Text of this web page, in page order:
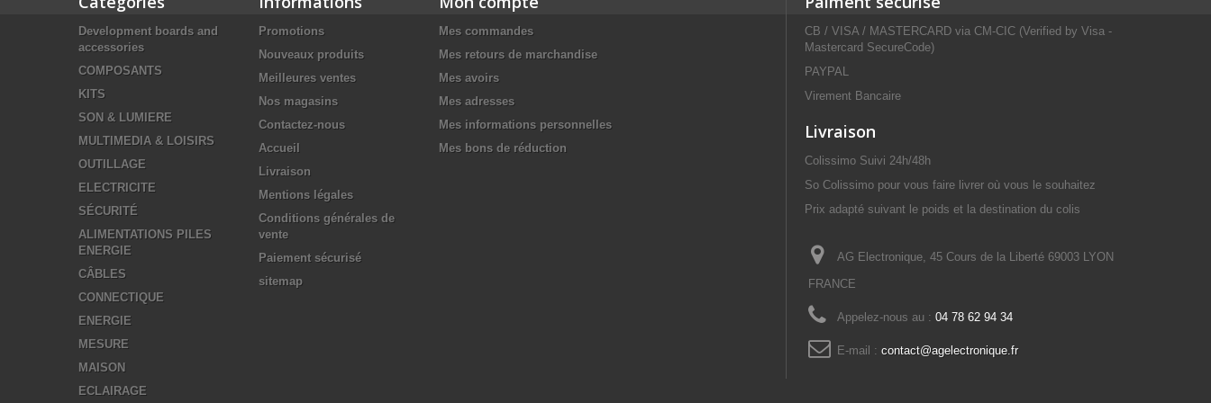
Development boards and
accessories
COMPOSANTS
KITS
SON & LUMIERE
MULTIMEDIA & LOISIRS
OUTILLAGE
ELECTRICITE
SÉCURITÉ
ALIMENTATIONS PILES
ENERGIE
CÂBLES
CONNECTIQUE
ENERGIE
MESURE
MAISON
ECLAIRAGE
Promotions
Nouveaux produits
Meilleures ventes
Nos magasins
Contactez-nous
Accueil
Livraison
Mentions légales
Conditions générales de
vente
Paiement sécurisé
sitemap
Mes commandes
Mes retours de marchandise
Mes avoirs
Mes adresses
Mes informations personnelles
Mes bons de réduction
CB / VISA / MASTERCARD via CM-CIC (Verified by Visa -
Mastercard SecureCode)
PAYPAL
Virement Bancaire
Livraison
Colissimo Suivi 24h/48h
So Colissimo pour vous faire livrer où vous le souhaitez
Prix adapté suivant le poids et la destination du colis
AG Electronique, 45 Cours de la Liberté 69003 LYON
FRANCE
Appelez-nous au : 04 78 62 94 34
E-mail : contact@agelectronique.fr